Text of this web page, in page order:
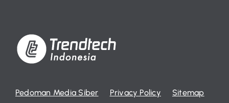
Pedoman Media Siber Privacy Policy
Sitemap